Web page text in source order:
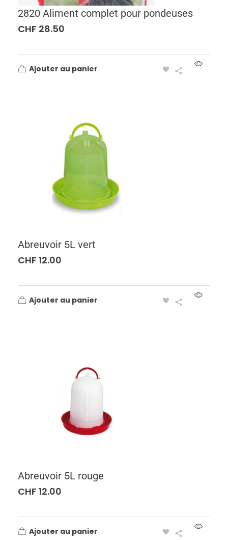
2820 Aliment complet pour pondeuses
CHF 28.50
Ajouter au panier
Abreuvoir 5L vert
CHF 12.00
Ajouter au panier
Abreuvoir 5L rouge
CHF 12.00
Ajouter au panier